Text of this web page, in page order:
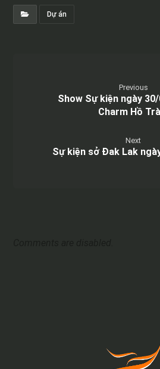
Dự án
Previous
Show Sự kiện ngày
Charm Hồ
Next
Sự kiện sở Đak Lak